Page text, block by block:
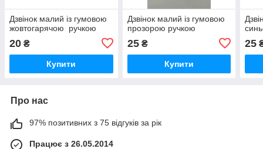
Дзвінок малий із гумовою
жовтогарячою ручкою
20 ₴
Купити
Дзвінок малий із гумовою
прозорою ручкою
25₴
Купити
25
Про нас
97% позитивних з 75 відгуків за рік
Працює з 26.05.2014